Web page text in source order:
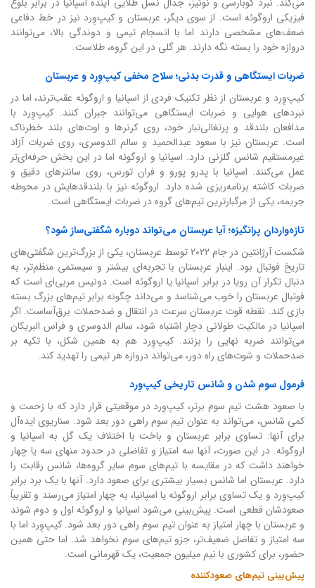
فیزیکی اروگوئه است. از سوی دیگر، عربستان و کیپ‌وِرد نیز در خط دفاعی
ضعف‌های مشخصی دارند اما با انسجام تیمی و دوندگی بالا، می‌توانند
دروازه خود را بسته نگه دارند. هر گلی در این گروه، طلاست.
ضربات ایستگاهی و قدرت بدنی؛ سلاح مخفی کیپ‌وِرد و عربستان
کیپ‌وِرد و عربستان از نظر تکنیک فردی از اسپانیا و اروگوئه عقب‌ترند، اما در
نبردهای هوایی و ضربات ایستگاهی می‌توانند جبران کنند. کیپ‌وِرد با
مدافعان بلندقد و پرتغالی‌تبار خود، روی کرنرها و اوت‌های بلند خطرناک
است. عربستان نیز با سعود عبدالحمید و سالم الدوسری، روی ضربات آزاد
غیرمستقیم شانس گلزنی دارد. اسپانیا و اروگوئه اما در این بخش حرفه‌ای‌تر
عمل می‌کنند. اسپانیا با پدرو پورو و فران تورس، روی سانترهای دقیق و
ضربات کاشته برنامه‌ریزی شده دارد. اروگوئه نیز با بلندقدهایش در محوطه
جریمه، یکی از مرگبارترین تیم‌های گروه در ضربات ایستگاهی است.
تازه‌واردان پرانگیزه؛ آیا عربستان می‌تواند دوباره شگفتی‌ساز شود؟
شکست آرژانتین در جام ۲۰۲۲ توسط عربستان، یکی از بزرگ‌ترین شگفتی‌های
تاریخ فوتبال بود. اینبار عربستان با تجربه‌ای بیشتر و سیستمی منظم‌تر، به
دنبال تکرار آن رویا در برابر اسپانیا یا اروگوئه است. دونیس مربی‌ای است که
فوتبال عربستان را خوب می‌شناسد و می‌داند چگونه برابر تیم‌های بزرگ بسته
بازی کند. نقطه قوت عربستان سرعت در انتقال و ضدحملات برق‌آساست. اگر
اسپانیا در مالکیت طولانی دچار اشتباه شود، سالم الدوسری و فراس البریکان
می‌توانند ضربه نهایی را بزنند. کیپ‌وِرد هم به همین شکل، با تکیه بر
ضدحملات و شوت‌های راه دور، می‌تواند دروازه هر تیمی را تهدید کند.
فرمول سوم شدن و شانس تاریخی کیپ‌وِرد
با صعود هشت تیم سوم برتر، کیپ‌وِرد در موقعیتی قرار دارد که با زحمت و
کمی شانس، می‌تواند به عنوان تیم سوم راهی دور بعد شود. سناریوی ایده‌آل
برای آنها: تساوی برابر عربستان و باخت با اختلاف یک گل به اسپانیا و
اروگوئه. در این صورت، آنها سه امتیاز و تفاضلی در حدود منهای سه یا چهار
خواهند داشت که در مقایسه با تیم‌های سوم سایر گروه‌ها، شانس رقابت را
دارد. عربستان اما شانس بسیار بیشتری برای صعود دارد. آنها با یک برد برابر
کیپ‌وِرد و یک تساوی برابر اروگوئه یا اسپانیا، به چهار امتیاز می‌رسند و تقریباً
صعودشان قطعی است. پیش‌بینی می‌شود اسپانیا و اروگوئه اول و دوم شوند
و عربستان با چهار امتیاز به عنوان تیم سوم راهی دور بعد شود. کیپ‌وِرد اما با
سه امتیاز و تفاضل ضعیف‌تر، جزو تیم‌های سوم نخواهد شد. اما حتی همین
حضور، برای کشوری با نیم میلیون جمعیت، یک قهرمانی است.
پیش‌بینی تیم‌های صعودکننده